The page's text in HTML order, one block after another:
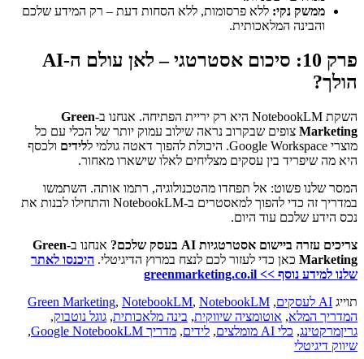
ממשק נקי: ללא פרסומות, ללא הסחות דעת – רק המידע שלכם
והבינה המלאכותית.
פרק 10: סיכום אסטרטגי – לאן עולם ה-AI
הולך?
השקת NotebookLM היא רק יריית הפתיחה. אנחנו ב-
Green
Marketing צופים שבקרוב נראה שילוב עמוק יותר של הכלי עם כל
מוצרי Google Workspace. היכולת להפוך דאטה גולמי ל
לידים ולכסף
היא מה שיפריד בין עסקים מצליחים לאלו שישארו מאחור.
המסר שלנו פשוט: אל תפחדו מהטכנולוגיה, רתמו אותה. השתמשו
במדריך זה כדי להפוך למאסטרים ב-NotebookLM והתחילו לבנות את
נכס הידע שלכם עוד היום.
צריכים עזרה ביישום אסטרטגיות AI בעסק שלכם?
אנחנו ב-Green
Marketing כאן כדי לעזור לכם לנצח במרוץ הדיגיטלי. היכנסו לאתר
שלנו למידע נוסף >> greenmarketing.co.il
תוייג AI לעסקים ,
Green Marketing, NotebookLM, NotebookLM
המדריך המלא, אוטומציה שיווקית, בינה מלאכותית, גוגל נוטבוק,
גריןמרקטינג, כלי AI מומלצים , לידים, מדריך Google NotebookLM
,
שיווק דיגיטלי